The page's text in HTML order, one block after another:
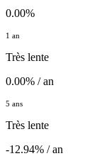
0.00%
1 an
Très lente
0.00% / an
5 ans
Très lente
-12.94% / an